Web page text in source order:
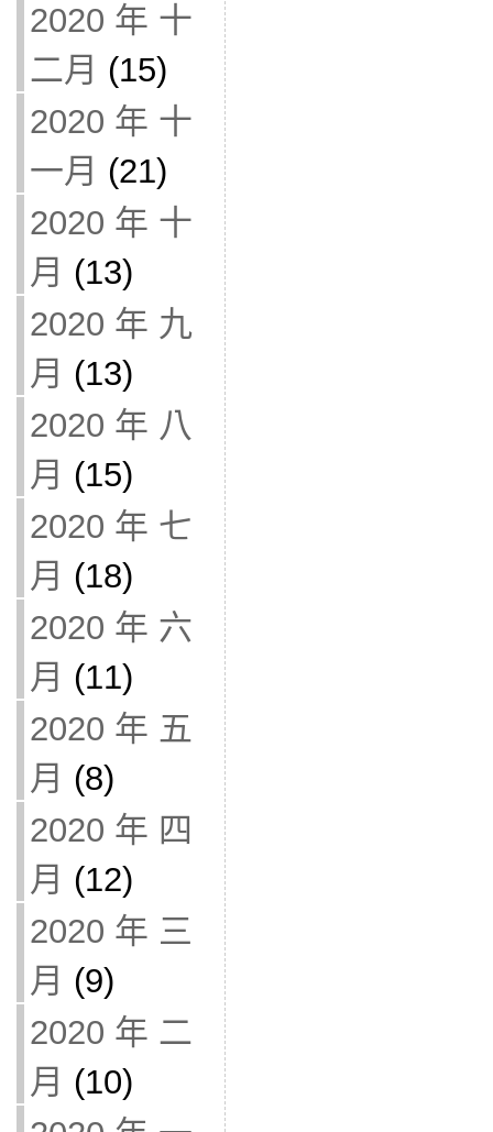
2020 年 十
二月 (15)
2020 年 十
一月 (21)
2020 年 十
月 (13)
2020 年 九
月 (13)
2020 年 八
月 (15)
2020 年 七
月 (18)
2020 年 六
月 (11)
2020 年 五
月 (8)
2020 年 四
月 (12)
2020 年 三
月 (9)
2020 年 二
月 (10)